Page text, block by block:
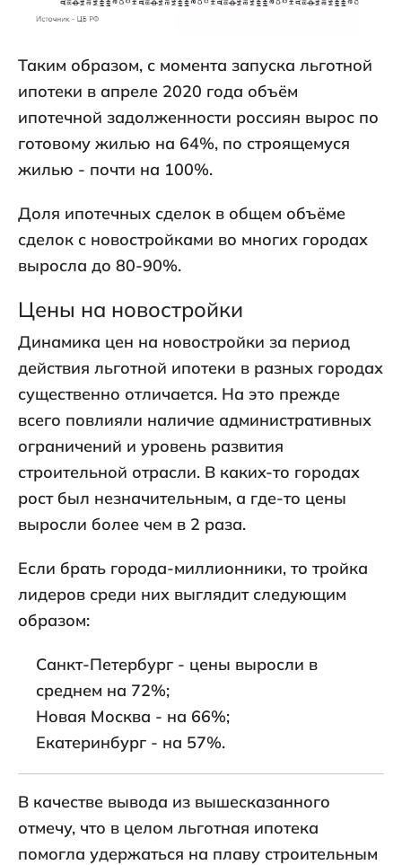
Таким образом, с момента запуска льготной
ипотеки в апреле 2020 года объём
ипотечной задолженности россиян вырос по
готовому жилью на 64%, по строящемуся
жилью - почти на 100%.
Доля ипотечных сделок в общем объёме
сделок с новостройками во многих городах
выросла до 80-90%.
Цены на новостройки
Динамика цен на новостройки за период
действия льготной ипотеки в разных городах
существенно отличается. На это прежде
всего повлияли наличие административных
ограничений и уровень развития
строительной отрасли. В каких-то городах
рост был незначительным, а где-то цены
выросли более чем в 2 раза.
Если брать города-миллионники, то тройка
лидеров среди них выглядит следующим
образом:
Санкт-Петербург - цены выросли в
среднем на 72%;
Новая Москва - на 66%;
Екатеринбург - на 57%.
В качестве вывода из вышесказанного
отмечу, что в целом льготная ипотека
помогла удержаться на плаву строительным